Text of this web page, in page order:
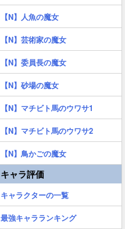
【N】人魚の魔女
【N】芸術家の魔女
【N】委員長の魔女
【N】砂場の魔女
【N】マチビト馬のウワサ1
【N】マチビト馬のウワサ2
【N】鳥かごの魔女
キャラ評価
キャラクターの一覧
最強キャラランキング